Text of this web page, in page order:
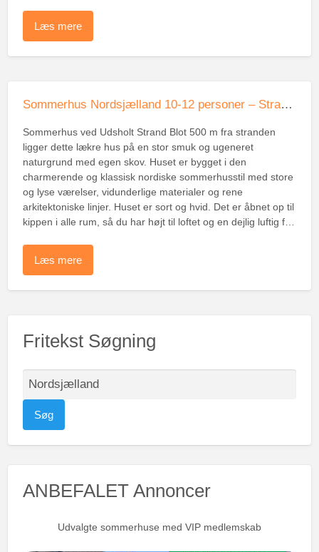
Læs mere
Sommerhus Nordsjælland 10-12 personer – Strand 500m
Sommerhus ved Udsholt Strand Blot 500 m fra stranden
ligger dette lækre hus på en stor smuk og ugeneret
naturgrund med egen skov. Huset er bygget i den
charmerende og klassisk nordiske sommerhusstil med store
og lyse værelser, vidunderlige materialer og rene
arkitektoniske linjer. Huset er sort og hvid. Det er åbnet op til
kippen i alle rum, så du har højt til loftet og en dejlig luftig f…
Læs mere
Fritekst Søgning
ø
e
e
ANBEFALET Annoncer
Udvalgte sommerhuse med VIP medlemskab